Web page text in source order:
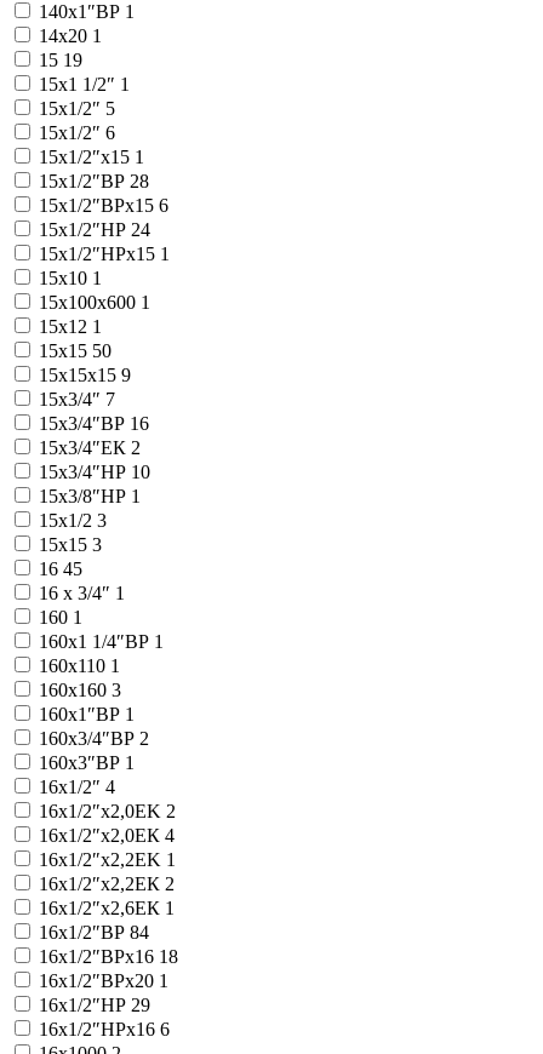
140x1″ВР 1
14x20 1
15 19
15x1 1/2″ 1
15x1/2″ 5
15x1/2″ 6
15x1/2″x15 1
15x1/2″ВР 28
15x1/2″ВРx15 6
15x1/2″НР 24
15x1/2″НРx15 1
15x10 1
15x100x600 1
15x12 1
15x15 50
15x15x15 9
15x3/4″ 7
15x3/4″ВР 16
15x3/4″ЕК 2
15x3/4″НР 10
15x3/8″НР 1
15х1/2 3
15х15 3
16 45
16 х 3/4″ 1
160 1
160x1 1/4″ВР 1
160x110 1
160x160 3
160x1″ВР 1
160x3/4″ВР 2
160x3″ВР 1
16x1/2″ 4
16x1/2″x2,0EK 2
16x1/2″x2,0ЕК 4
16x1/2″x2,2EK 1
16x1/2″x2,2ЕК 2
16x1/2″x2,6ЕК 1
16x1/2″ВР 84
16x1/2″ВРx16 18
16x1/2″ВРx20 1
16x1/2″НР 29
16x1/2″НРx16 6